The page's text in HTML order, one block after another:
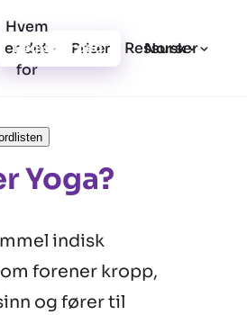
Hvem
er det
for
Priser Ressurser
Registrer deg Norsk
Yoga?
indisk
forener kropp,
og fører til